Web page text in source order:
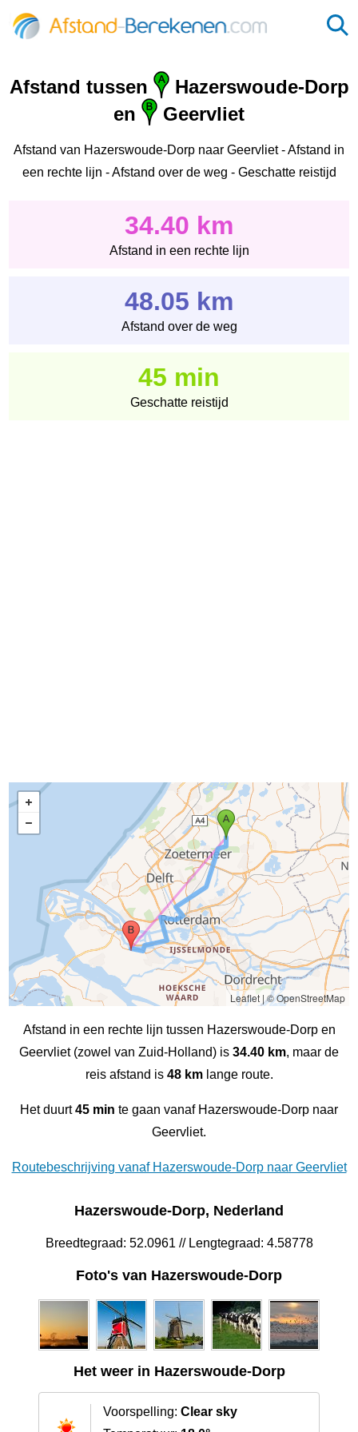
Afstand tussen
Hazerswoude-Dorp
en
Geervliet
Afstand van Hazerswoude-Dorp naar Geervliet - Afstand in
een rechte lijn - Afstand over de weg - Geschatte reistijd
34.40 km
Afstand in een rechte lijn
48.05 km
Afstand over de weg
45 min
Geschatte reistijd
Leaflet|© OpenStreetMap
Afstand in een rechte lijn tussen Hazerswoude-Dorp en
Geervliet (zowel van Zuid-Holland) is 34.40 km, maar de
reis afstand is 48 kmlange route.
Het duurt45 min te gaan vanaf Hazerswoude-Dorp naar
Geervliet.
Routebeschrijving vanaf Hazerswoude-Dorp naar Geervliet
Hazerswoude-Dorp, Nederland
Breedtegraad: 52.0961 // Lengtegraad: 4.58778
Foto's van Hazerswoude-Dorp
Het weer in Hazerswoude-Dorp
Voorspelling: Clear sky